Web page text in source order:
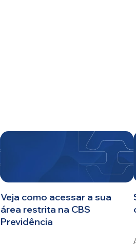
Veja como acessar a sua
área restrita na CBS
Previdência